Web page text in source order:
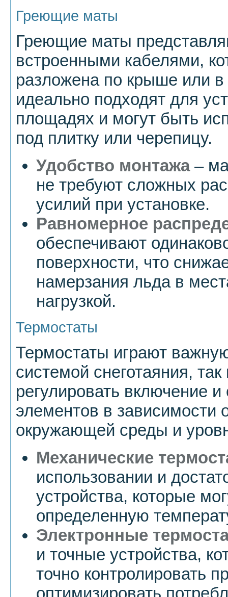
Греющие маты
Греющие маты
встроенными кабелями,
разложена по крыше или
идеально подходят для
площадях и могут быть
под плитку или черепицу.
Удобство монтажа–
не требуют сложных
усилий при установке.
Равномерное
обеспечивают
поверхности, что
намерзания льда в
нагрузкой.
Термостаты
Термостаты играют
системой снеготаяния,
регулировать включение
элементов в зависимости
окружающей среды и
Механические
использовании и
устройства, которые
определенную
Электронные
и точные устройства,
точно контролировать